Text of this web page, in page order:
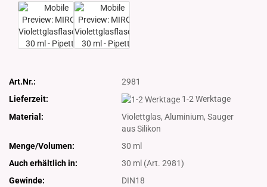
Art.Nr.:
2981
Lieferzeit:
1-2 Werktage
Material:
Violettglas, Aluminium, Sauger
aus Silikon
Menge/Volumen:
30 ml
Auch erhältlich in:
30 ml (Art. 2981)
Gewinde:
DIN18